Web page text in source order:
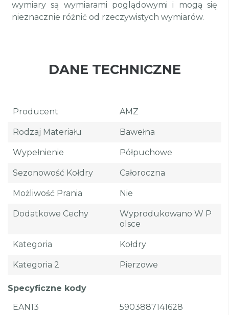
wymiary są wymiarami poglądowymi i mogą się
nieznacznie różnić od rzeczywistych wymiarów.
DANE TECHNICZNE
Producent AMZ
Rodzaj Materiału Bawełna
Wypełnienie Półpuchowe
Sezonowość Kołdry Całoroczna
Możliwość Prania Nie
Dodatkowe Cechy
Wyprodukowano W P
Olsce
Kategoria Kołdry
Kategoria 2 Pierzowe
Specyficzne kody
EAN13
5903887141628